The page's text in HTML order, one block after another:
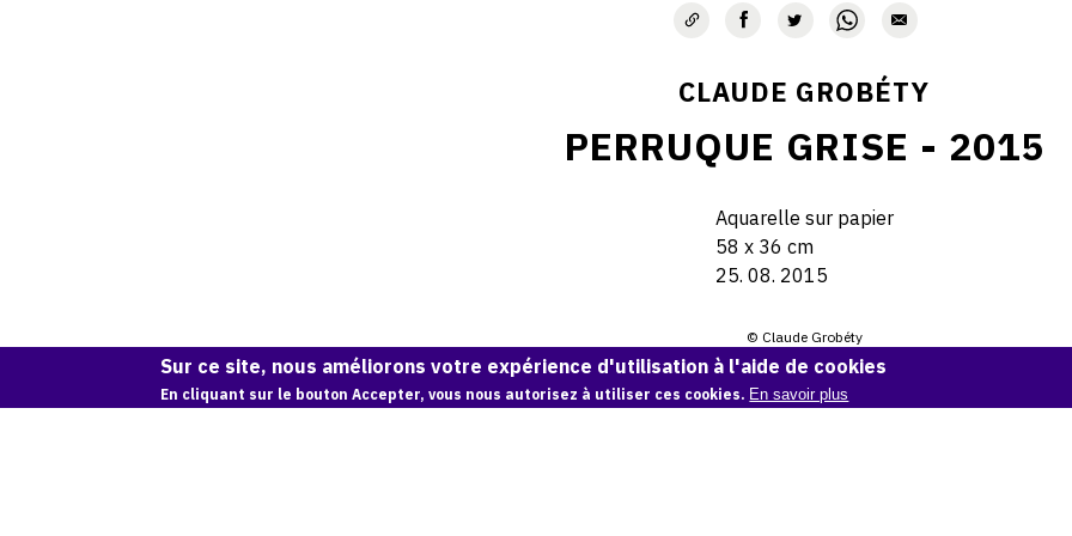
CLAUDE GROBÉTY
PERRUQUE GRISE - 2015
Aquarelle sur papier
58 x 36 cm
25. 08. 2015
© Claude Grobéty
Demande d'information
Sur ce site, nous améliorons votre expérience d'utilisation à l'aide de cookies
En cliquant sur le bouton Accepter, vous nous autorisez à utiliser ces cookies. En savoir plus